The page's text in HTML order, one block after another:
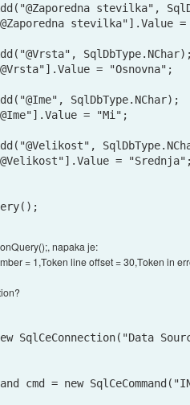
stevilka",
stevilka"].Value =
SqlDbType.NChar);
= "Osnovna";
SqlDbType.NChar);
= "Mi";
= "Srednja";
napaka je:
= 1,Token line offset = 30,Token in
SqlCeConnection("Data
cmd = new